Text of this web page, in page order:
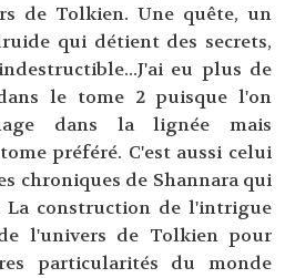
de Tolkien. Une quête, un
qui détient des secrets,
eu plus de
le tome 2 puisque l'on
dans la lignée mais
préféré. C'est aussi celui
chroniques de Shannara qui
construction de l'intrigue
l'univers de Tolkien pour
particularités du monde